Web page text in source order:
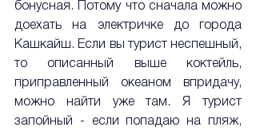
бонусная. Потому что сначала можно
доехать на электричке до города
Кашкайш. Если вы турист неспешный,
то описанный выше коктейль,
приправленный океаном впридачу,
можно найти уже там. Я турист
запойный - если попадаю на пляж,